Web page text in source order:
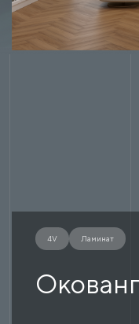
4V Ламинат